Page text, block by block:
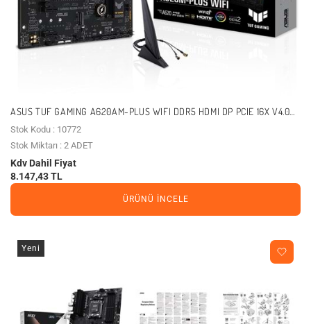
ASUS TUF GAMING A620AM-PLUS WIFI DDR5 HDMI DP PCIE 16X V4.0
AM5 MATX
Stok Kodu : 10772
Stok Miktarı : 2 ADET
Kdv Dahil Fiyat
8.147,43 TL
ÜRÜNÜ İNCELE
Yeni